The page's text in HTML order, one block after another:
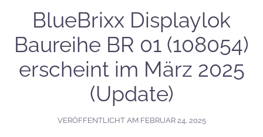
BlueBrixx Displaylok
Baureihe BR 01 (108054)
erscheint im März 2025
(Update)
VERÖFFENTLICHT AM FEBRUAR 24, 2025